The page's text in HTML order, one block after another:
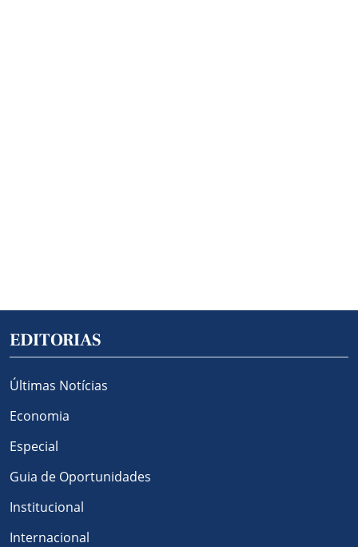
EDITORIAS
Últimas Notícias
Economia
Especial
Guia de Oportunidades
Institucional
Internacional